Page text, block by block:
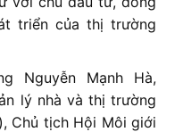
triển của thị trường
Nguyễn Mạnh Hà,
lý nhà và thị trường
Chủ tịch Hội Môi giới